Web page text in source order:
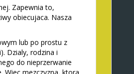
Zapewnia to,
obiecujaca. Nasza
lub po prostu z
Dzialy, rodzina i
do nieprzerwanie